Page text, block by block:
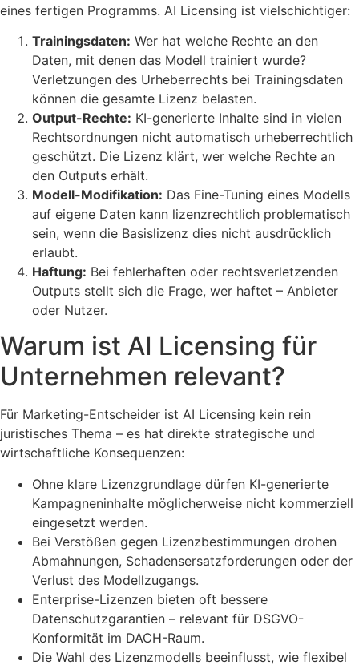
eines fertigen Programms. AI Licensing ist vielschichtiger:
Trainingsdaten: Wer hat welche Rechte an den
Daten, mit denen das Modell trainiert wurde?
Verletzungen des Urheberrechts bei Trainingsdaten
können die gesamte Lizenz belasten.
Output-Rechte: KI-generierte Inhalte sind in vielen
Rechtsordnungen nicht automatisch urheberrechtlich
geschützt. Die Lizenz klärt, wer welche Rechte an
den Outputs erhält.
Modell-Modifikation: Das Fine-Tuning eines Modells
auf eigene Daten kann lizenzrechtlich problematisch
sein, wenn die Basislizenz dies nicht ausdrücklich
erlaubt.
Haftung: Bei fehlerhaften oder rechtsverletzenden
Outputs stellt sich die Frage, wer haftet – Anbieter
oder Nutzer.
Warum ist AI Licensing für
Unternehmen relevant?
Für Marketing-Entscheider ist AI Licensing kein rein
juristisches Thema – es hat direkte strategische und
wirtschaftliche Konsequenzen:
Ohne klare Lizenzgrundlage dürfen KI-generierte
Kampagneninhalte möglicherweise nicht kommerziell
eingesetzt werden.
Bei Verstößen gegen Lizenzbestimmungen drohen
Abmahnungen, Schadensersatzforderungen oder der
Verlust des Modellzugangs.
Enterprise-Lizenzen bieten oft bessere
Datenschutzgarantien – relevant für DSGVO-
Konformität im DACH-Raum.
Die Wahl des Lizenzmodells beeinflusst, wie flexibel